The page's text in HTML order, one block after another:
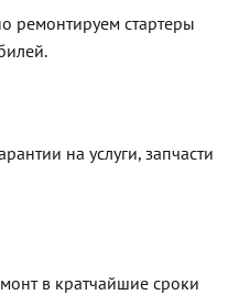
ремонтируем стартеры
на услуги, запчасти
в кратчайшие сроки